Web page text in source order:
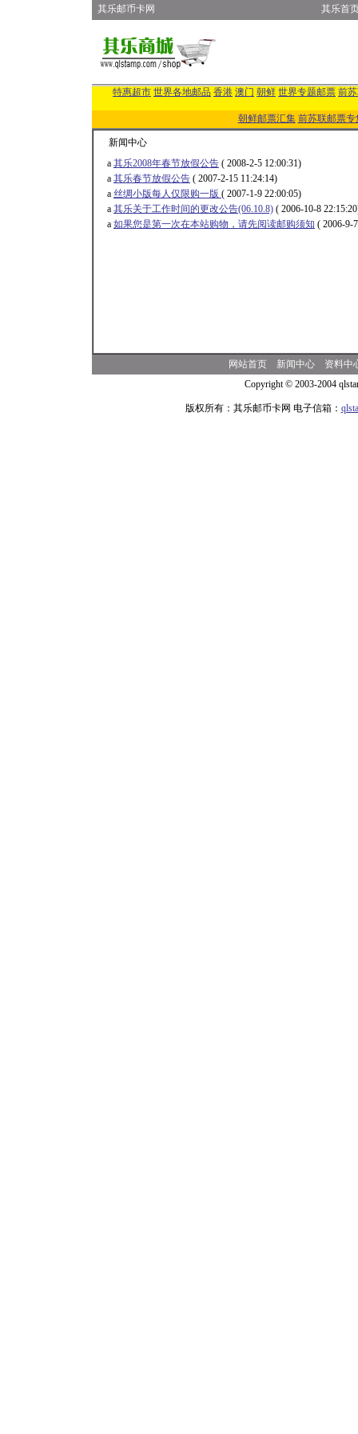
其乐邮币卡网 其乐首
特惠超市 世界各地邮品 香港 澳门 朝鲜 世界专题邮票 前
朝鲜邮票汇集 前苏联邮票专
新闻中心
a 其乐2008年春节放假公告 ( 2008-2-5 12:00:31)
a 其乐春节放假公告 ( 2007-2-15 11:24:14)
a 丝绸小版每人仅限购一版 ( 2007-1-9 22:00:05)
a 其乐关于工作时间的更改公告(06.10.8) ( 2006-10-8
a 如果您是第一次在本站购物，请先阅读邮购须知 ( 2006-9-
网站首页 新闻中心
资料中
Copyright © 2003-2004
版权所有：其乐邮币卡网 电子信箱：